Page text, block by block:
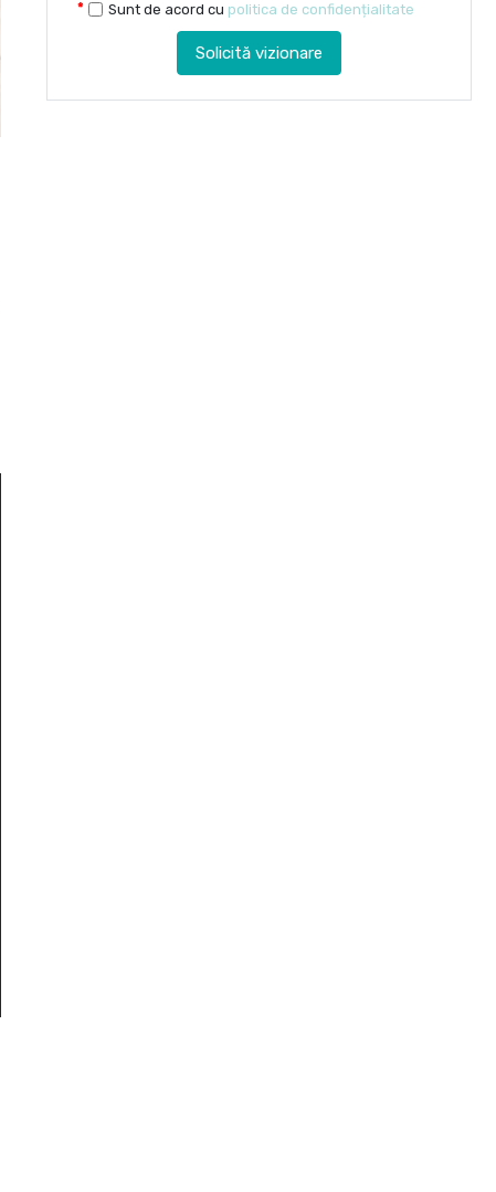
Sunt de acord cu politica de confidențialitate
Solicită vizionare